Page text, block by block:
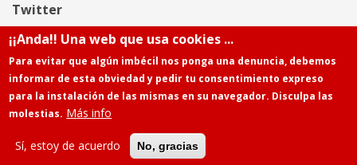
Twitter
Tweets by @Informatica_CGT
Contacto
¡¡Anda!! Una web que usa cookies ...
Para evitar que algún imbécil nos ponga una denuncia, debemos
informar de esta obviedad y pedir tu consentimiento expreso
para la instalación de las mismas en su navegador. Disculpa las
molestias. Más info
Sí, estoy de acuerdo No, gracias